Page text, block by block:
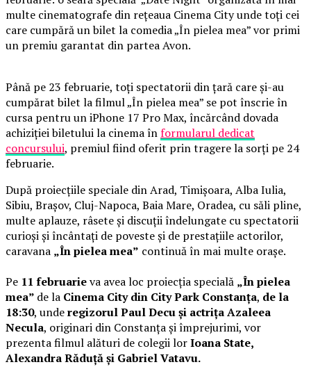
multe cinematografe din rețeaua Cinema City unde toți cei
care cumpără un bilet la comedia „În pielea mea” vor primi
un premiu garantat din partea Avon.
Până pe 23 februarie, toți spectatorii din țară care și-au
cumpărat bilet la filmul „În pielea mea” se pot înscrie în
cursa pentru un iPhone 17 Pro Max, încărcând dovada
achiziției biletului la cinema înformularul dedicat
concursului, premiul fiind oferit prin tragere la sorți pe 24
februarie.
După proiecțiile speciale din Arad, Timișoara, Alba Iulia,
Sibiu, Brașov, Cluj-Napoca, Baia Mare, Oradea, cu săli pline,
multe aplauze, râsete și discuții îndelungate cu spectatorii
curioși și încântați de poveste și de prestațiile actorilor,
caravana „În pielea mea” continuă în mai multe orașe.
Pe 11 februarieva avea loc proiecția specială „În pielea
mea” de la Cinema City din City Park Constanța, de la
18:30, underegizorul Paul Decu și actrița Azaleea
Necula, originari din Constanța și împrejurimi, vor
prezenta filmul alături de colegii lorIoana State,
Alexandra Răduță și Gabriel Vatavu.